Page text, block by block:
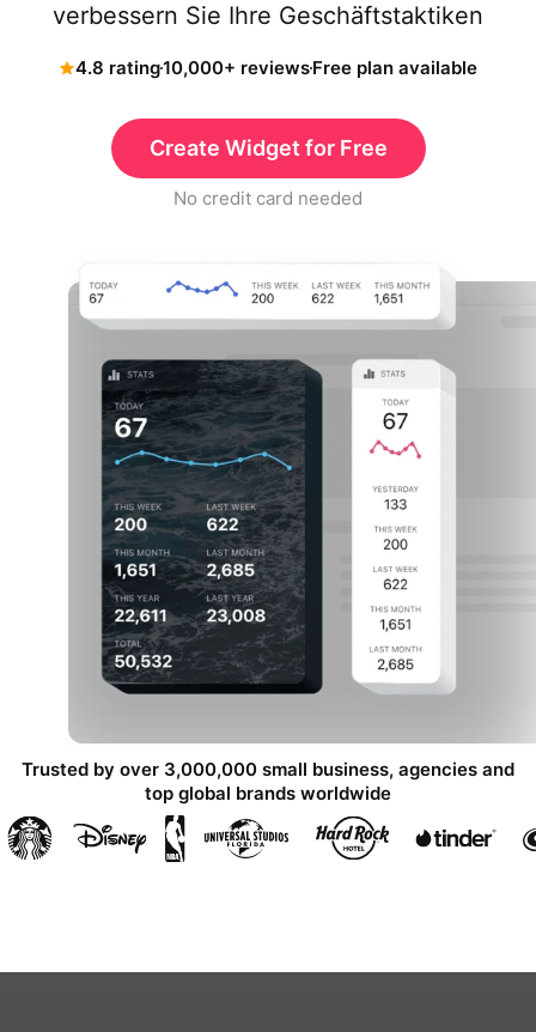
verbessern Sie Ihre Geschäftstaktiken
4.8 rating10,000+ reviewsFree plan available
Create Widget for Free
No credit card needed
Trusted by over 3,000,000 small business, agencies and
top global brands worldwide